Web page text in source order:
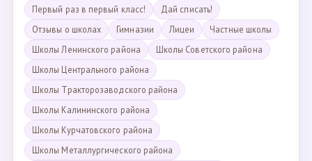
Первый раз в первый класс!
Дай списать!
Отзывы о школах
Гимназии Лицеи
Частные школы
Школы Ленинского района
Школы Советского района
Школы Центрального района
Школы Тракторозаводского района
Школы Калининского района
Школы Курчатовского района
Школы Металлургического района